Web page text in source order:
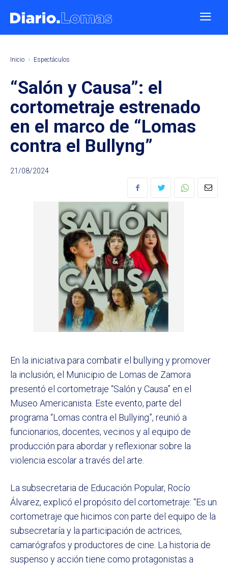
Inicio Espectáculos
“Salón y Causa”: el
cortometraje estrenado
en el marco de “Lomas
contra el Bullyng”
21/08/2024
En la iniciativa para combatir el bullying y promover
la inclusión, el Municipio de Lomas de Zamora
presentó el cortometraje “Salón y Causa” en el
Museo Americanista. Este evento, parte del
programa “Lomas contra el Bullying”, reunió a
funcionarios, docentes, vecinos y al equipo de
producción para abordar y reflexionar sobre la
violencia escolar a través del arte.
La subsecretaria de Educación Popular, Rocío
Álvarez, explicó el propósito del cortometraje: “Es un
cortometraje que hicimos con parte del equipo de la
subsecretaría y la participación de actrices,
camarógrafos y productores de cine. La historia de
suspenso y acción tiene como protagonistas a